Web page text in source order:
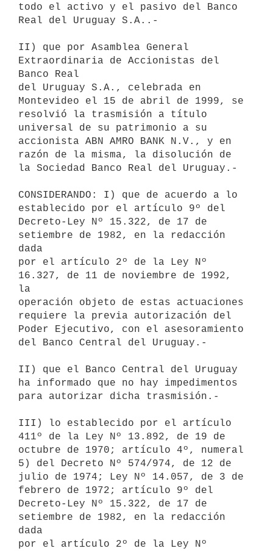
todo el activo y el pasivo del Banco
Real del Uruguay S.A..-
II) que por Asamblea General
Extraordinaria de Accionistas del
Banco Real
del Uruguay S.A., celebrada en
Montevideo el 15 de abril de 1999, se
resolvió la trasmisión a título
universal de su patrimonio a su
accionista ABN AMRO BANK N.V., y en
razón de la misma, la disolución de
la Sociedad Banco Real del Uruguay.-
CONSIDERANDO: I) que de acuerdo a lo
establecido por el artículo 9º del
Decreto-Ley Nº 15.322, de 17 de
setiembre de 1982, en la redacción
dada
por el artículo 2º de la Ley Nº
16.327, de 11 de noviembre de 1992,
la
operación objeto de estas actuaciones
requiere la previa autorización del
Poder Ejecutivo, con el asesoramiento
del Banco Central del Uruguay.-
II) que el Banco Central del Uruguay
ha informado que no hay impedimentos
para autorizar dicha trasmisión.-
III) lo establecido por el artículo
411º de la Ley Nº 13.892, de 19 de
octubre de 1970; artículo 4º, numeral
5) del Decreto Nº 574/974, de 12 de
julio de 1974; Ley Nº 14.057, de 3 de
febrero de 1972; artículo 9º del
Decreto-Ley Nº 15.322, de 17 de
setiembre de 1982, en la redacción
dada
por el artículo 2º de la Ley Nº